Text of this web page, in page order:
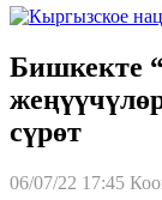
Бишкекте
сүрөт
06/07/22 17:45